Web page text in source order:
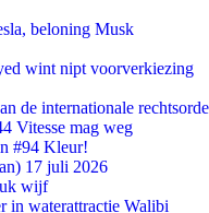
beloning Musk
wint nipt voorverkiezing
de internationale rechtsorde
Vitesse mag weg
#94 Kleur!
17 juli 2026
wijf
in waterattractie Walibi